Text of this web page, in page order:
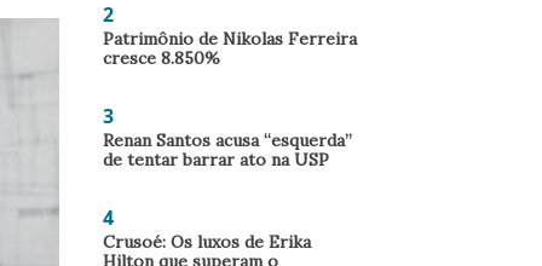
2
Patrimônio de Nikolas Ferreira
cresce 8.850%
3
Renan Santos acusa “esquerda”
de tentar barrar ato na USP
4
Crusoé: Os luxos de Erika
Hilton que superam o